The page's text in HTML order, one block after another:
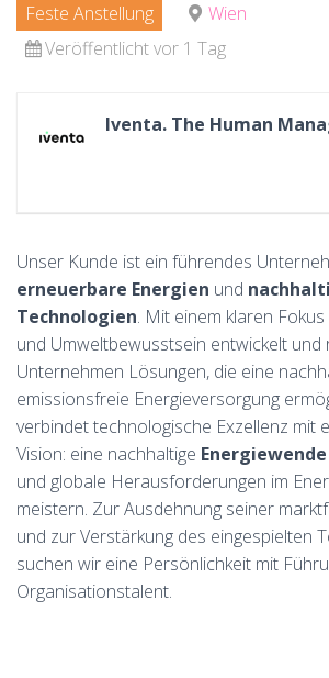
Feste Anstellung
Wien
Veröffentlicht vor 1 Tag
Iventa. The Human
Unser Kunde ist ein führendes
erneuerbare Energien und
Technologien. Mit einem klaren
und Umweltbewusstsein entwickelt und
Unternehmen Lösungen, die eine
emissionsfreie Energieversorgung
verbindet technologische Exzellenz mit
Vision: eine nachhaltige Energiewende
und globale Herausforderungen im
meistern. Zur Ausdehnung seiner
und zur Verstärkung des eingespielten
suchen wir eine Persönlichkeit mit
Organisationstalent.